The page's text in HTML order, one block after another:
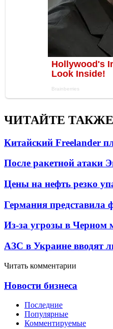
ЧИТАЙТЕ ТАКЖЕ
Китайский Freelander
После ракетной атаки
Цены на нефть резко
Германия представила
Из-за угрозы в Черном
АЗС в Украине вводят
Читать комментарии
Новости бизнеса
Последние
Популярные
Комментируемые